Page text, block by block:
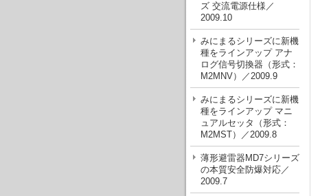
ズ 交流電源仕様／
2009.10
みにまるシリーズに新機
種をラインアップ アナ
ログ信号切換器（形式：
M2MNV）／2009.9
みにまるシリーズに新機
種をラインアップ マニ
ュアルセッタ（形式：
M2MST）／2009.8
薄形避雷器MD7シリーズ
の本質安全防爆対応／
2009.7